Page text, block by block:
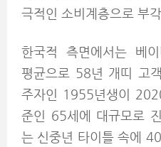
극적인 소비계층으로 부
한국적 측면에서는 베
평균으로 58년 개띠 고
주자인 1955년생이
준인 65세에 대규모로
는 신중년 타이틀 속에